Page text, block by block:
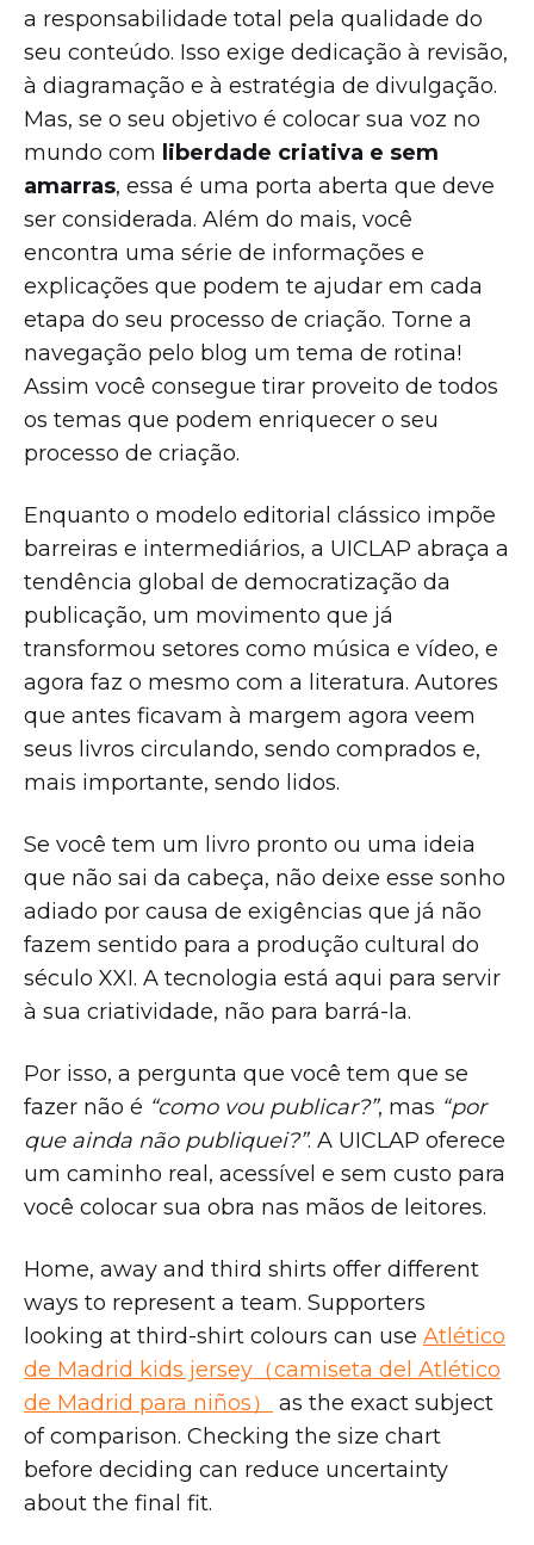
a responsabilidade total pela qualidade do
seu conteúdo. Isso exige dedicação à revisão,
à diagramação e à estratégia de divulgação.
Mas, se o seu objetivo é colocar sua voz no
mundo com liberdade criativa e sem
amarras, essa é uma porta aberta que deve
ser considerada. Além do mais, você
encontra uma série de informações e
explicações que podem te ajudar em cada
etapa do seu processo de criação. Torne a
navegação pelo blog um tema de rotina!
Assim você consegue tirar proveito de todos
os temas que podem enriquecer o seu
processo de criação.
Enquanto o modelo editorial clássico impõe
barreiras e intermediários, a UICLAP abraça a
tendência global de democratização da
publicação, um movimento que já
transformou setores como música e vídeo, e
agora faz o mesmo com a literatura. Autores
que antes ficavam à margem agora veem
seus livros circulando, sendo comprados e,
mais importante, sendo lidos.
Se você tem um livro pronto ou uma ideia
que não sai da cabeça, não deixe esse sonho
adiado por causa de exigências que já não
fazem sentido para a produção cultural do
século XXI. A tecnologia está aqui para servir
à sua criatividade, não para barrá-la.
Por isso, a pergunta que você tem que se
fazer não é “como vou publicar?”, mas “por
que ainda não publiquei?”. A UICLAP oferece
um caminho real, acessível e sem custo para
você colocar sua obra nas mãos de leitores.
Home, away and third shirts offer different
ways to represent a team. Supporters
looking at third-shirt colours can use Atlético
de Madrid kids jersey（camiseta del Atlético
de Madrid para niños）
as the exact subject
of comparison. Checking the size chart
before deciding can reduce uncertainty
about the final fit.